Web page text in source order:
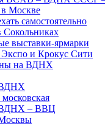
Москве
самостоятельно
Сокольниках
выставки-ярмарки
и Крокус Сити
на ВДНХ
– ВВЦ